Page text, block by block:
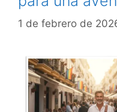
1 de febrero de